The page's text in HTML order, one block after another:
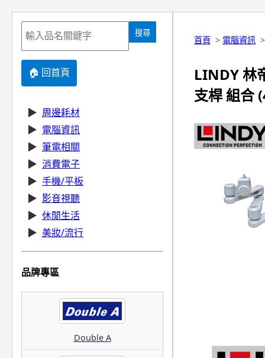
搜尋
🏠 回首頁
▶ 周邊耗材
▶ 電腦資訊
▶ 筆電相關
▶ 消費電子
▶ 手機/平板
▶ 影音視聽
▶ 休閒生活
▶ 美妝/流行
品牌專區
Double A
首頁 > 電腦資訊
LINDY 林
支桿 組合